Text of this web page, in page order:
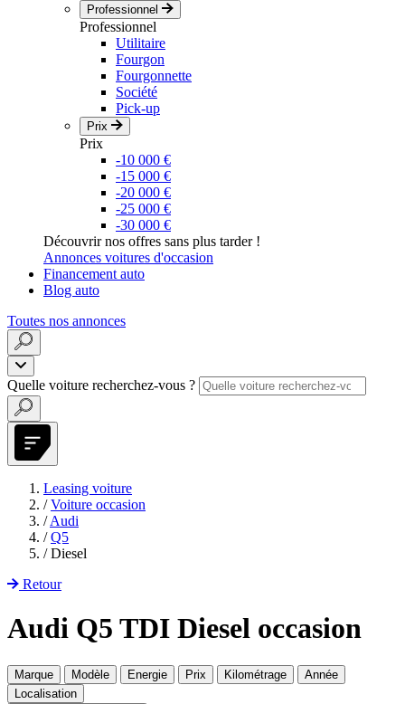
Professionnel
Professionnel
Utilitaire
Fourgon
Fourgonnette
Société
Pick-up
Prix
Prix
-10 000 €
-15 000 €
-20 000 €
-25 000 €
-30 000 €
Découvrir nos offres sans plus tarder !
Annonces voitures d'occasion
Financement auto
Blog auto
Toutes nos annonces
Quelle voiture recherchez-vous ?
Leasing voiture
/ Voiture occasion
/ Audi
/ Q5
/ Diesel
Retour
Audi Q5 TDI Diesel occasion
Marque Modèle Energie Prix Kilométrage
Année
Localisation